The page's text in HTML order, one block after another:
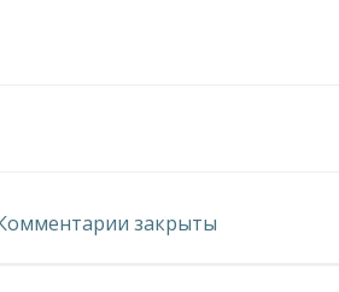
записям
закрыты